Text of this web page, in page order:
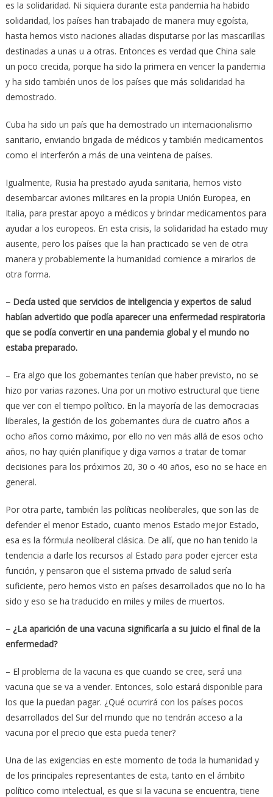
es la solidaridad. Ni siquiera durante esta pandemia ha habido
solidaridad, los países han trabajado de manera muy egoísta,
hasta hemos visto naciones aliadas disputarse por las mascarillas
destinadas a unas u a otras. Entonces es verdad que China sale
un poco crecida, porque ha sido la primera en vencer la pandemia
y ha sido también unos de los países que más solidaridad ha
demostrado.
Cuba ha sido un país que ha demostrado un internacionalismo
sanitario, enviando brigada de médicos y también medicamentos
como el interferón a más de una veintena de países.
Igualmente, Rusia ha prestado ayuda sanitaria, hemos visto
desembarcar aviones militares en la propia Unión Europea, en
Italia, para prestar apoyo a médicos y brindar medicamentos para
ayudar a los europeos. En esta crisis, la solidaridad ha estado muy
ausente, pero los países que la han practicado se ven de otra
manera y probablemente la humanidad comience a mirarlos de
otra forma.
– Decía usted que servicios de inteligencia y expertos de salud
habían advertido que podía aparecer una enfermedad respiratoria
que se podía convertir en una pandemia global y el mundo no
estaba preparado.
– Era algo que los gobernantes tenían que haber previsto, no se
hizo por varias razones. Una por un motivo estructural que tiene
que ver con el tiempo político. En la mayoría de las democracias
liberales, la gestión de los gobernantes dura de cuatro años a
ocho años como máximo, por ello no ven más allá de esos ocho
años, no hay quién planifique y diga vamos a tratar de tomar
decisiones para los próximos 20, 30 o 40 años, eso no se hace en
general.
Por otra parte, también las políticas neoliberales, que son las de
defender el menor Estado, cuanto menos Estado mejor Estado,
esa es la fórmula neoliberal clásica. De allí, que no han tenido la
tendencia a darle los recursos al Estado para poder ejercer esta
función, y pensaron que el sistema privado de salud sería
suficiente, pero hemos visto en países desarrollados que no lo ha
sido y eso se ha traducido en miles y miles de muertos.
– ¿La aparición de una vacuna significaría a su juicio el final de la
enfermedad?
– El problema de la vacuna es que cuando se cree, será una
vacuna que se va a vender. Entonces, solo estará disponible para
los que la puedan pagar. ¿Qué ocurrirá con los países pocos
desarrollados del Sur del mundo que no tendrán acceso a la
vacuna por el precio que esta pueda tener?
Una de las exigencias en este momento de toda la humanidad y
de los principales representantes de esta, tanto en el ámbito
político como intelectual, es que si la vacuna se encuentra, tiene